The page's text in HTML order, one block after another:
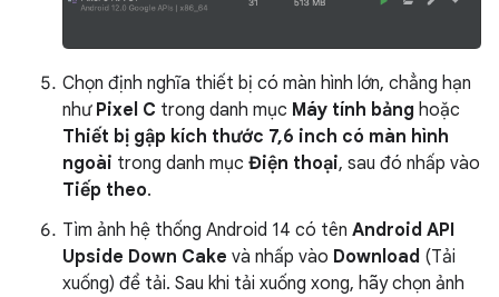
Chọn định nghĩa thiết bị có màn hình lớn, chẳng hạn
như Pixel C trong danh mục Máy tính bảng hoặc
Thiết bị gập kích thước 7,6 inch có màn hình
ngoài trong danh mục Điện thoại, sau đó nhấp vào
Tiếp theo.
Tìm ảnh hệ thống Android 14 có tên Android API
Upside Down Cake và nhấp vào Download (Tải
xuống) để tải. Sau khi tải xuống xong, hãy chọn ảnh